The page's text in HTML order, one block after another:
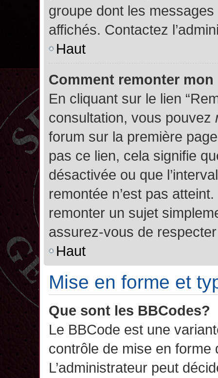
groupe dont les
affichés. Contactez
Haut
Comment remonter
En cliquant sur le lien
consultation, vous pouvez
forum sur la première
pas ce lien, cela signifie
désactivée ou que
remontée n’est pas
remonter un sujet
assurez-vous de
Haut
Mise en forme et
Que sont les BBCodes?
Le BBCode est une
contrôle de mise en forme
L’administrateur peut